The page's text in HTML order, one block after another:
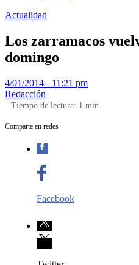
Actualidad
Los zarramacos
domingo
4/01/2014 - 11:21 pm
Redacción
Tiempo de lectura: 1 min
Comparte en redes
Facebook